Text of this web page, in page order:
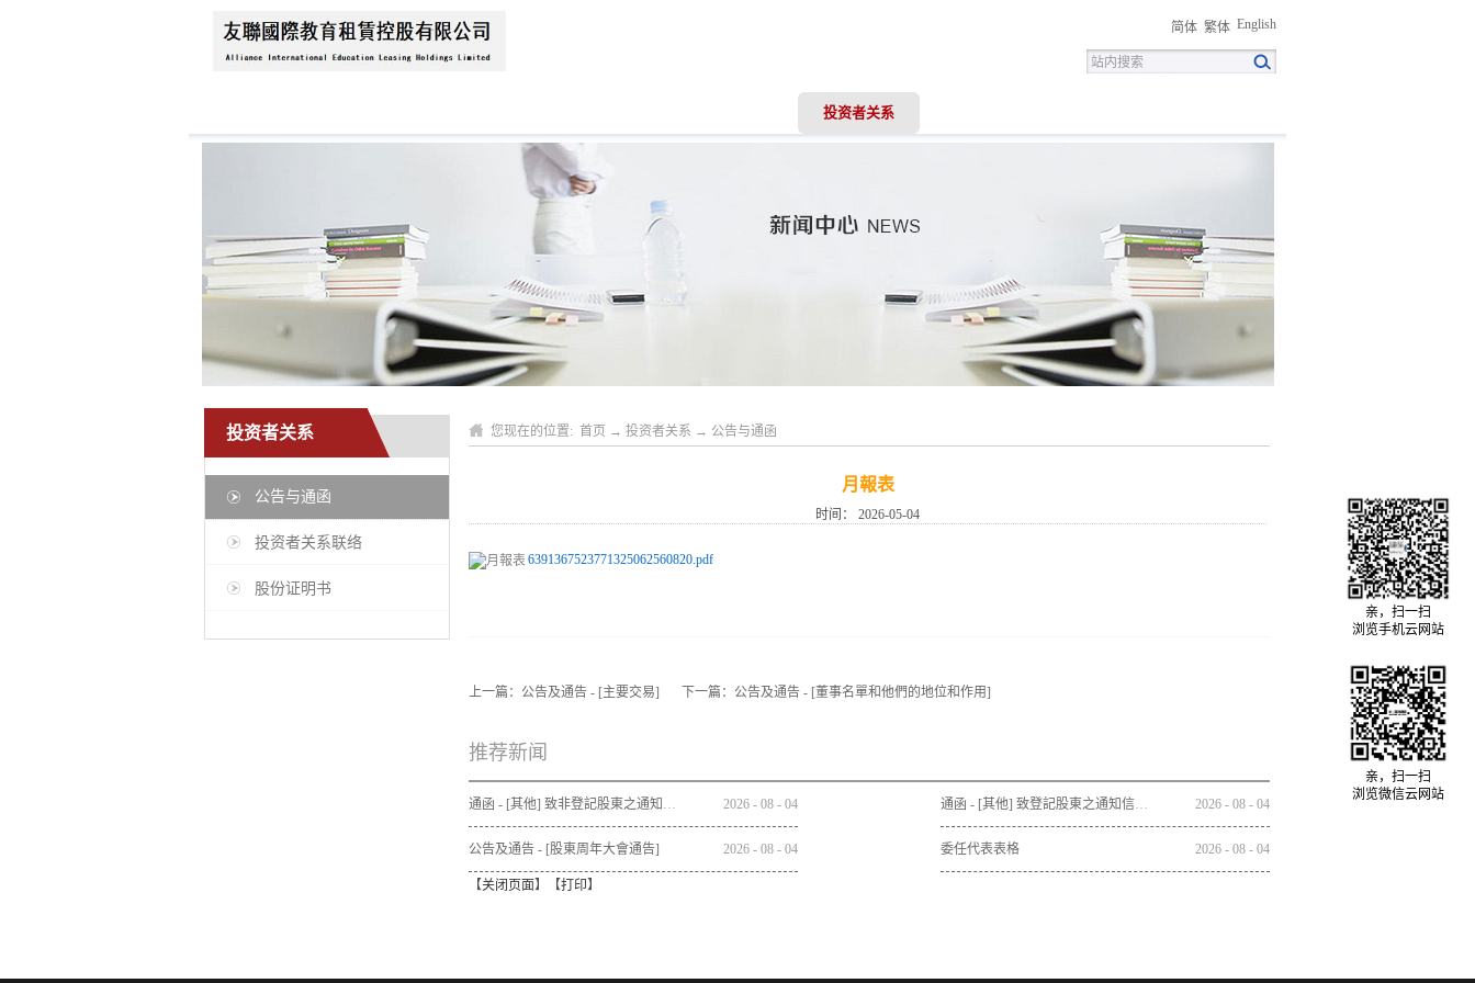
简体 繁体 English
投资者关系
投资者关系
公告与通函
投资者关系联络
股份证明书
您现在的位置: 首页 → 投资者关系 → 公告与通函
月報表
时间： 2026-05-04
6391367523771325062560820.pdf
上一篇： 公告及通告 - [主要交易] 下一篇： 公告及通告 - [董事名單和他們的地位和作用]
推荐新闻
通函 - [其他] 致非登記股東之通知信函及申請表格 - 通函連同股東週年大會通告及代表委任表格之發佈通知 2026 - 08 - 04 通函 - [其他] 致登記股東之通知信函及回條 - 通函連同股東週年大會通告及代表委任表格之發佈通知 2026 - 08 - 04
公告及通告 - [股東周年大會通告] 2026 - 08 - 04 委任代表表格 2026 - 08 - 04
【关闭页面】【打印】
亲，扫一扫
浏览手机云网站
亲，扫一扫
浏览微信云网站